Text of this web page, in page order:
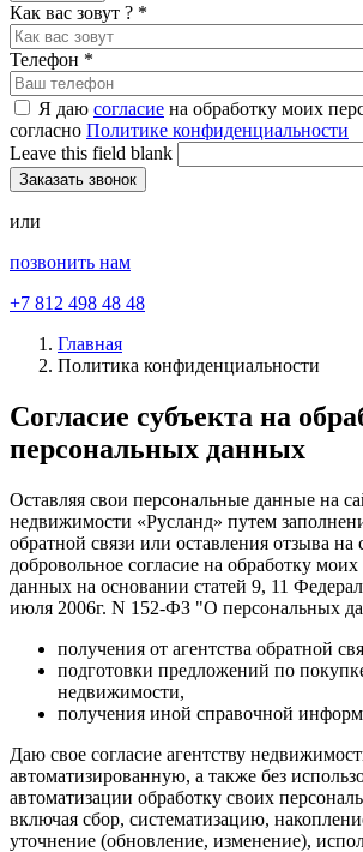
Как вас зовут ? *
Телефон *
Я даю согласие на обработку моих
согласно Политике конфиденциальности
Leave this field blank
или
позвонить нам
+7 812 498 48 48
Главная
Политика конфиденциальности
Согласие субъекта на
персональных данных
Оставляя свои персональные данные на
недвижимости «Русланд» путем
обратной связи или оставления отзыва на
добровольное согласие на обработку
данных на основании статей 9, 11
июля 2006г. N 152-ФЗ "О персональных
получения от агентства обратной
подготовки предложений по
недвижимости,
получения иной справочной
Даю свое согласие агентству
автоматизированную, а также без
автоматизации обработку своих
включая сбор, систематизацию,
уточнение (обновление, изменение),